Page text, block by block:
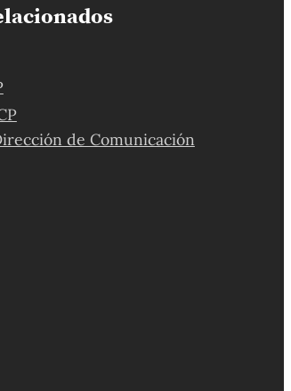
de Comunicación